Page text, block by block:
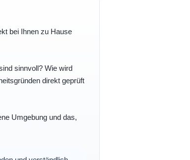
bei Ihnen zu Hause
sinnvoll? Wie wird
direkt geprüft
Umgebung und das,